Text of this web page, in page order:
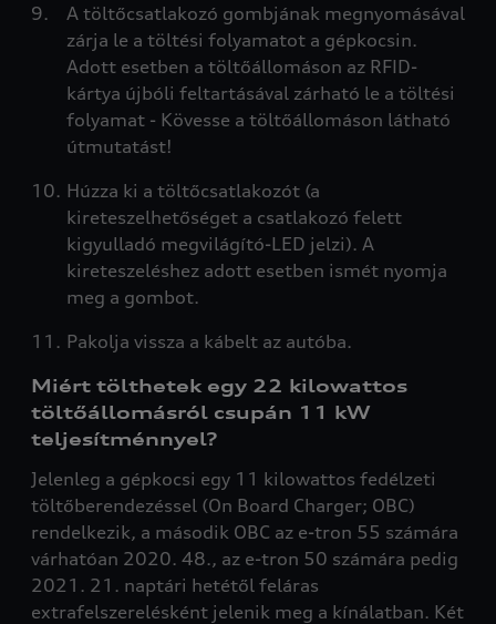
A töltőcsatlakozó gombjának megnyomásával
zárja le a töltési folyamatot a gépkocsin.
Adott esetben a töltőállomáson az RFID-
kártya újbóli feltartásával zárható le a töltési
folyamat - Kövesse a töltőállomáson látható
útmutatást!
Húzza ki a töltőcsatlakozót (a
kireteszelhetőséget a csatlakozó felett
kigyulladó megvilágító-LED jelzi). A
kireteszeléshez adott esetben ismét nyomja
meg a gombot.
Pakolja vissza a kábelt az autóba.
Miért tölthetek egy 22 kilowattos
töltőállomásról csupán 11 kW
teljesítménnyel?
Jelenleg a gépkocsi egy 11 kilowattos fedélzeti
töltőberendezéssel (On Board Charger; OBC)
rendelkezik, a második OBC az e-tron 55 számára
várhatóan 2020. 48., az e-tron 50 számára pedig
2021. 21. naptári hetétől feláras
extrafelszerelésként jelenik meg a kínálatban. Két